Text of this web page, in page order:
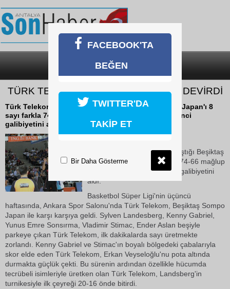
SON DAKİKA
TÜRK TELEKOM EVİNDE BEŞİKTAŞ’I DEVİRDİ
Türk Telekom, evinde karşılaştığı Beşiktaş Sompo Japan'ı 8
sayı farkla 74-66 mağlup ederek, Süper Lig'deki ikinci
galibiyetini aldı.
Türk Telekom, evinde karşılaştığı Beşiktaş
Sompo Japan'ı 8 sayı farkla 74-66 mağlup
ederek, Süper Lig'deki ikinci galibiyetini
aldı.
Basketbol Süper Ligi'nin üçüncü
haftasında, Ankara Spor Salonu'nda Türk Telekom, Beşiktaş Sompo
Japan ile karşı karşıya geldi. Sylven Landesberg, Kenny Gabriel,
Yunus Emre Sonsırma, Vladimir Stimac, Ender Aslan beşiyle
parkeye çıkan Türk Telekom, ilk dakikalarda sayı üretmekte
zorlandı. Kenny Gabriel ve Stimac'ın boyalı bölgedeki çabalarıyla
skor elde eden Türk Telekom, Erkan Veyseloğlu'nu pota altında
durmakta güçlük çekti. Bu sürenin ardından özellikle hücumda
tecrübeli isimleriyle üretken olan Türk Telekom, Landsberg'in
turnikesiyle ilk çeyreği 20-16 önde bitirdi.
FACEBOOK'TA
BEĞEN
TWITTER'DA
TAKİP ET
Bir Daha Gösterme